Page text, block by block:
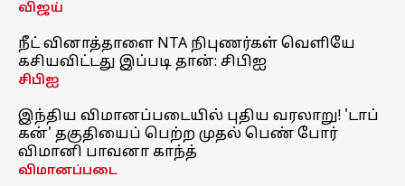
விஜய்
நீட் வினாத்தாளை NTA நிபுணர்கள் வெளியே
கசியவிட்டது இப்படி தான்: சிபிஐ
சிபிஐ
இந்திய விமானப்படையில் புதிய வரலாறு! 'டாப்
கன்' தகுதியைப் பெற்ற முதல் பெண் போர்
விமானி பாவனா காந்த்
விமானப்படை